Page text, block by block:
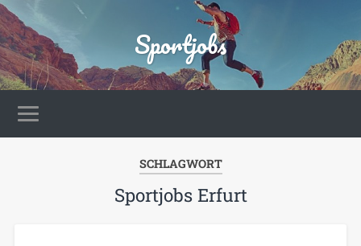
Sportjobs
SCHLAGWORT
Sportjobs Erfurt